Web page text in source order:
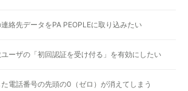
絡先データをPA PEOPLEに取り込みたい
ーザの「初回認証を受け付る」を有効にしたい
電話番号の先頭の0（ゼロ）が消えてしまう